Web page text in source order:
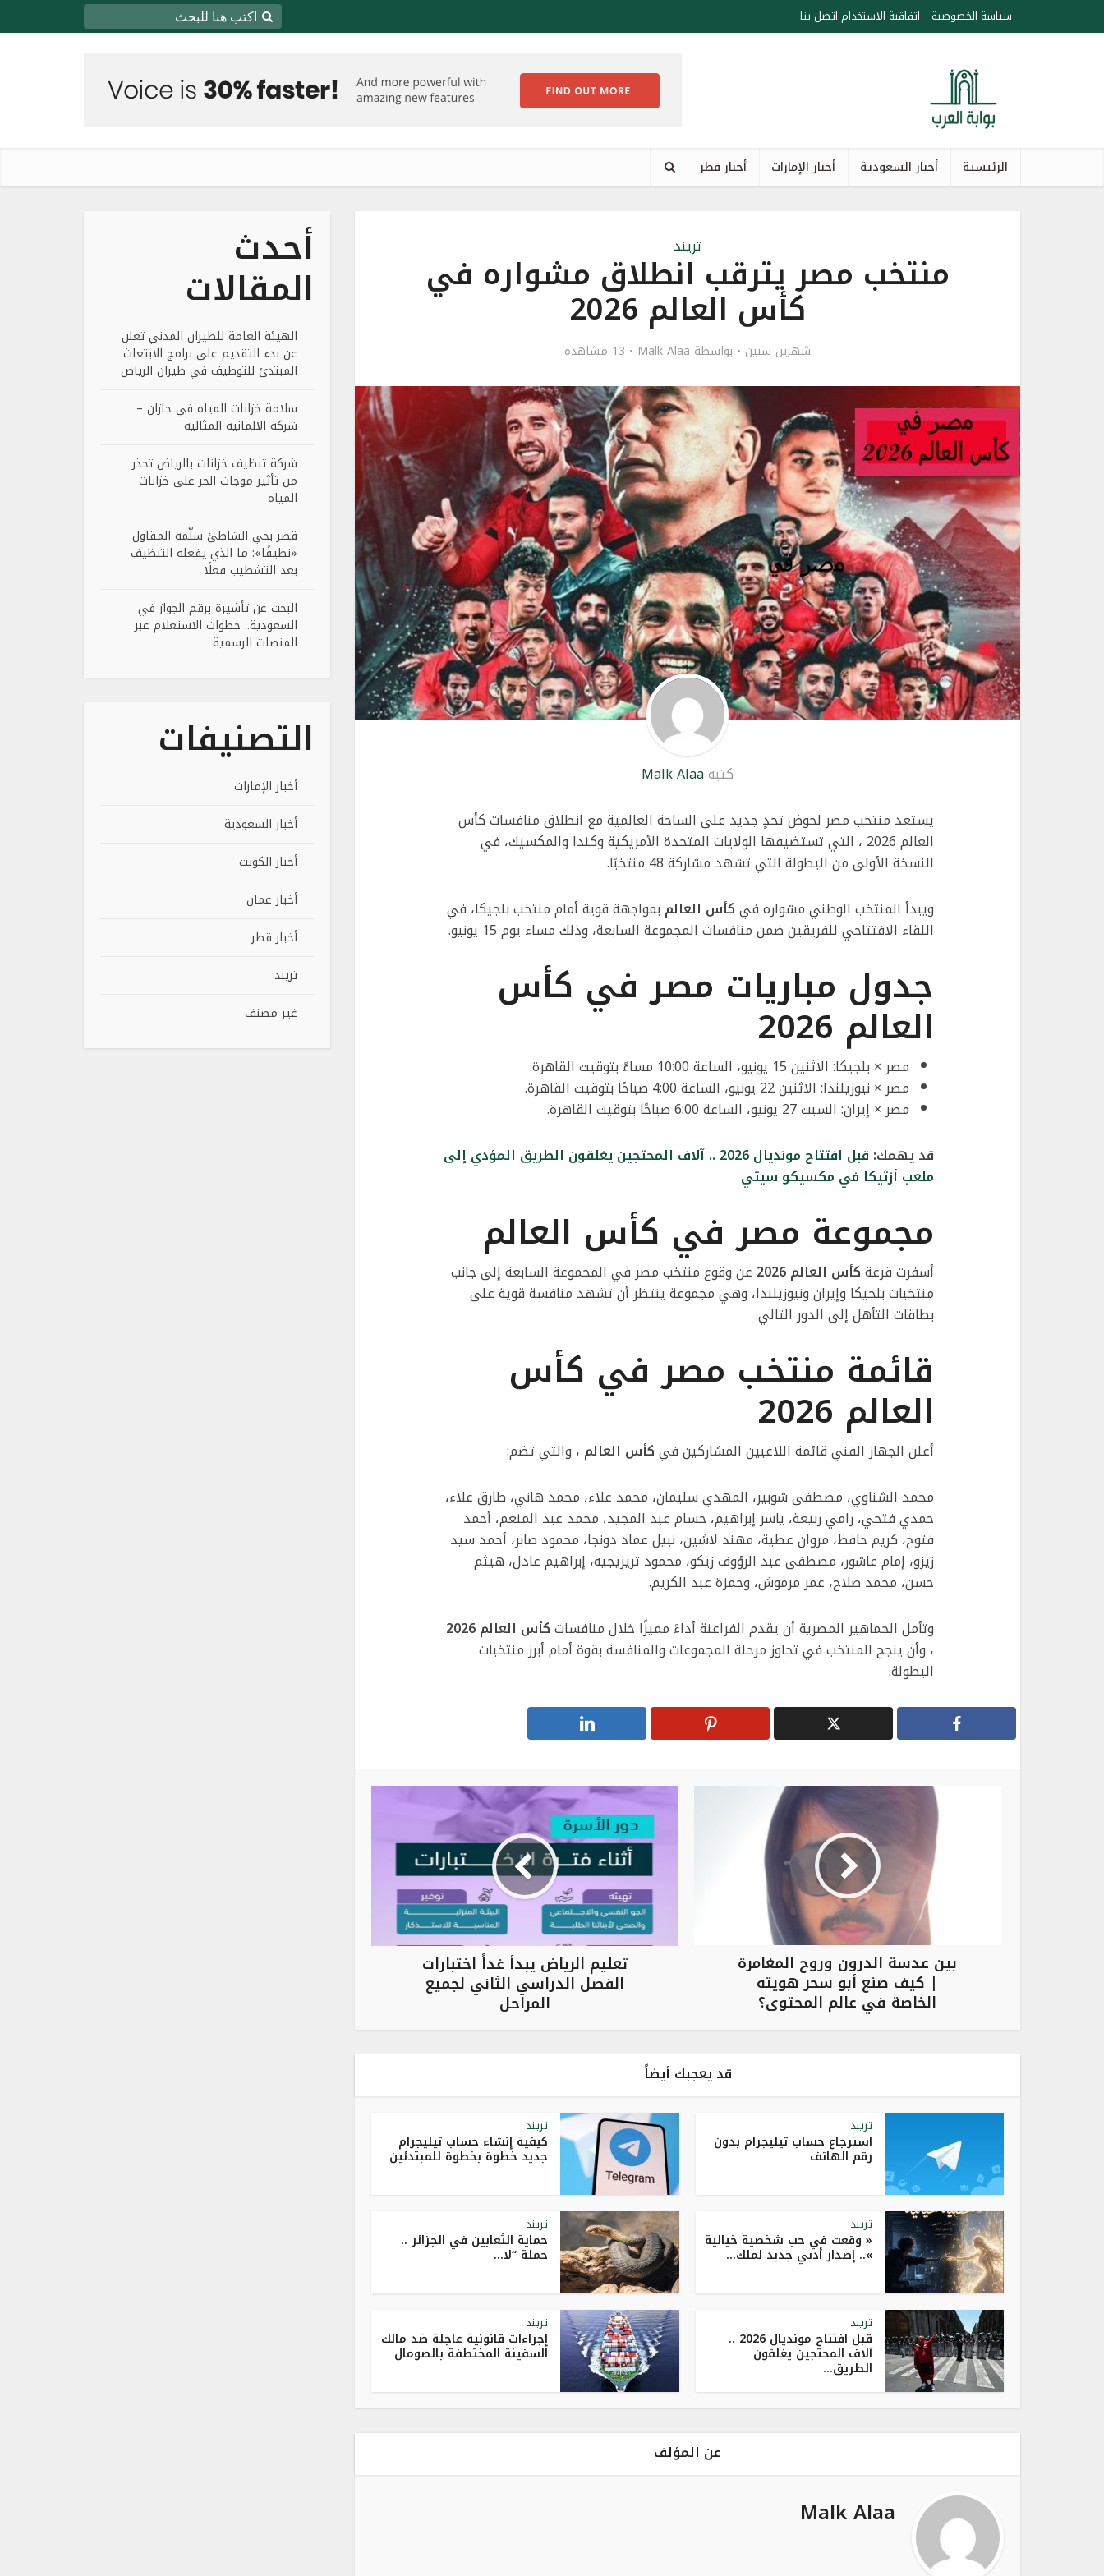
سياسة الخصوصية اتفاقية الاستخدام اتصل بنا
الرئيسية أخبار السعودية أخبار الإمارات أخبار قطر
أحدث
المقالات
الهيئة العامة للطيران المدني تعلن
عن بدء التقديم على برامج الابتعاث
المبتدئ للتوظيف في طيران الرياض
سلامة خزانات المياه في جازان –
شركة الالمانية المثالية
شركة تنظيف خزانات بالرياض تحذر
من تأثير موجات الحر على خزانات
المياه
قصر بحي الشاطئ سلّمه المقاول
«نظيفًا»: ما الذي يفعله التنظيف
بعد التشطيب فعلًا
البحث عن تأشيرة برقم الجواز في
السعودية.. خطوات الاستعلام عبر
المنصات الرسمية
التصنيفات
أخبار الإمارات
أخبار السعودية
أخبار الكويت
أخبار عمان
أخبار قطر
تريند
غير مصنف
تريند
منتخب مصر يترقب انطلاق مشواره في
كأس العالم 2026
شهرين سنين بواسطة Malk Alaa 13 مشاهدة
كتبهMalk Alaa
يستعد منتخب مصر لخوض تحدٍ جديد على الساحة العالمية مع انطلاق منافسات كأس
العالم 2026 ، التي تستضيفها الولايات المتحدة الأمريكية وكندا والمكسيك، في
النسخة الأولى من البطولة التي تشهد مشاركة 48 منتخبًا.
ويبدأ المنتخب الوطني مشواره فيكأس العالم بمواجهة قوية أمام منتخب بلجيكا، في
اللقاء الافتتاحي للفريقين ضمن منافسات المجموعة السابعة، وذلك مساء يوم 15 يونيو.
جدول مباريات مصر في كأس
العالم 2026
مصر × بلجيكا: الاثنين 15 يونيو، الساعة 10:00 مساءً بتوقيت القاهرة.
مصر × نيوزيلندا: الاثنين 22 يونيو، الساعة 4:00 صباحًا بتوقيت القاهرة.
مصر × إيران: السبت 27 يونيو، الساعة 6:00 صباحًا بتوقيت القاهرة.
قد يهمك:
قبل افتتاح مونديال 2026 .. آلاف المحتجين يغلقون الطريق المؤدي إلى
ملعب أزتيكا في مكسيكو سيتي
مجموعة مصر في كأس العالم
أسفرت قرعةكأس العالم 2026
عن وقوع منتخب مصر في المجموعة السابعة إلى جانب
منتخبات بلجيكا وإيران ونيوزيلندا، وهي مجموعة ينتظر أن تشهد منافسة قوية على
بطاقات التأهل إلى الدور التالي.
قائمة منتخب مصر في كأس
العالم 2026
أعلن الجهاز الفني قائمة اللاعبين المشاركين فيكأس العالم ، والتي تضم:
محمد الشناوي، مصطفى شوبير، المهدي سليمان، محمد علاء، محمد هاني، طارق علاء،
حمدي فتحي، رامي ربيعة، ياسر إبراهيم، حسام عبد المجيد، محمد عبد المنعم، أحمد
فتوح، كريم حافظ، مروان عطية، مهند لاشين، نبيل عماد دونجا، محمود صابر، أحمد سيد
زيزو، إمام عاشور، مصطفى عبد الرؤوف زيكو، محمود تريزيجيه، إبراهيم عادل، هيثم
حسن، محمد صلاح، عمر مرموش، وحمزة عبد الكريم.
وتأمل الجماهير المصرية أن يقدم الفراعنة أداءً مميزًا خلال منافساتكأس العالم 2026
، وأن ينجح المنتخب في تجاوز مرحلة المجموعات والمنافسة بقوة أمام أبرز منتخبات
البطولة.
تعليم الرياض يبدأ غداً اختبارات
الفصل الدراسي الثاني لجميع
المراحل
بين عدسة الدرون وروح المغامرة
| كيف صنع أبو سحر هويته
الخاصة في عالم المحتوى؟
قد يعجبك أيضاً
تريند
استرجاع حساب تيليجرام بدون
رقم الهاتف
تريند
كيفية إنشاء حساب تيليجرام
جديد خطوة بخطوة للمبتدئين
تريند
« وقعت في حب شخصية خيالية
».. إصدار أدبي جديد لملك...
تريند
حماية الثعابين في الجزائر ..
حملة “لا...
تريند
قبل افتتاح مونديال 2026 ..
آلاف المحتجين يغلقون
الطريق...
تريند
إجراءات قانونية عاجلة ضد مالك
السفينة المختطفة بالصومال
عن المؤلف
Malk Alaa